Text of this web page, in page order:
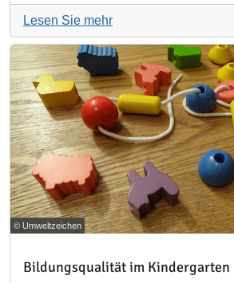
Lesen Sie mehr
© Umweltzeichen
Bildungsqualität im Kindergarten